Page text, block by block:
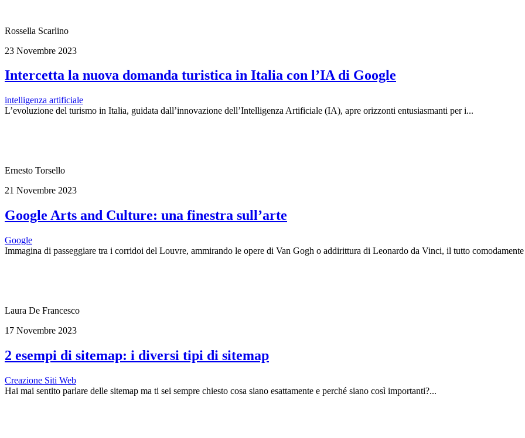
Rossella Scarlino
23 Novembre 2023
Intercetta la nuova domanda turistica in Italia con l’IA di Google
intelligenza artificiale
L’evoluzione del turismo in Italia, guidata dall’innovazione dell’Intelligenza Artificiale (IA), apre orizzonti entusiasmanti per i...
Ernesto Torsello
21 Novembre 2023
Google Arts and Culture: una finestra sull’arte
Google
Immagina di passeggiare tra i corridoi del Louvre, ammirando le opere di Van Gogh o addirittura di Leonardo da Vinci, il tutto
Laura De Francesco
17 Novembre 2023
2 esempi di sitemap: i diversi tipi di sitemap
Creazione Siti Web
Hai mai sentito parlare delle sitemap ma ti sei sempre chiesto cosa siano esattamente e perché siano così importanti?...